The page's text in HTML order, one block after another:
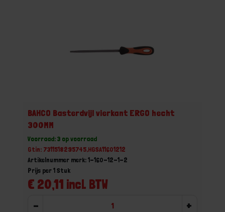
BAHCO Basterdvijl vierkant ERGO hecht
300MM
Voorraad: 3 op voorraad
Gtin: 7311518295745,HGSA11601212
Artikelnummer merk: 1-160-12-1-2
€ 20,11 incl. BTW
Prijs per 1 Stuk
- +